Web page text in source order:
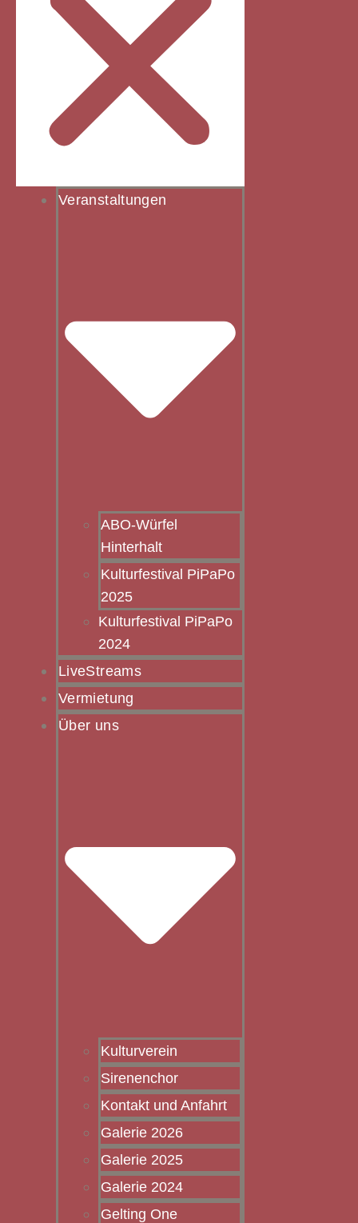
Veranstaltungen
ABO-Würfel
Hinterhalt
Kulturfestival PiPaPo
2025
Kulturfestival PiPaPo
2024
LiveStreams
Vermietung
Über uns
Kulturverein
Sirenenchor
Kontakt und Anfahrt
Galerie 2026
Galerie 2025
Galerie 2024
Gelting One